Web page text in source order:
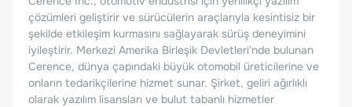
çözümleri geliştirir ve sürücülerin araçlarıyla kesintisiz bir
şekilde etkileşim kurmasını sağlayarak sürüş deneyimini
iyileştirir. Merkezi Amerika Birleşik Devletleri'nde bulunan
Cerence, dünya çapındaki büyük otomobil üreticilerine ve
onların tedarikçilerine hizmet sunar. Şirket, geliri ağırlıklı
olarak yazılım lisansları ve bulut tabanlı hizmetler